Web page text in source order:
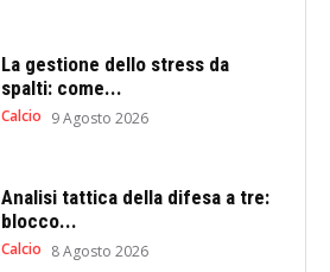
La gestione dello stress da
spalti: come...
Calcio 9 Agosto 2026
Analisi tattica della difesa a tre:
blocco...
Calcio 8 Agosto 2026